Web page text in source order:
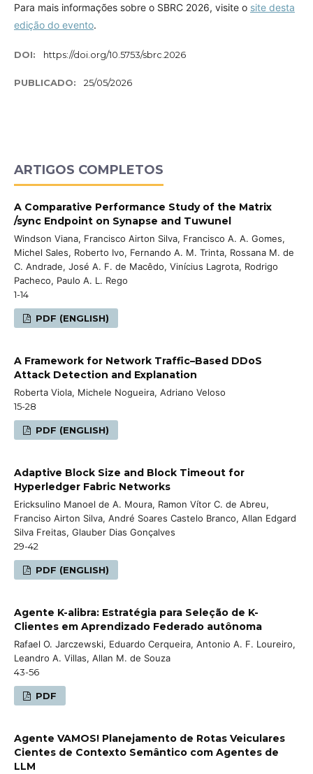
Para mais informações sobre o SBRC 2026, visite o site desta
edição do evento.
DOI: https://doi.org/10.5753/sbrc.2026
PUBLICADO: 25/05/2026
ARTIGOS COMPLETOS
A Comparative Performance Study of the Matrix
/sync Endpoint on Synapse and Tuwunel
Windson Viana, Francisco Airton Silva, Francisco A. A. Gomes,
Michel Sales, Roberto Ivo, Fernando A. M. Trinta, Rossana M. de
C. Andrade, José A. F. de Macêdo, Vinícius Lagrota, Rodrigo
Pacheco, Paulo A. L. Rego
1-14
PDF (ENGLISH)
A Framework for Network Traffic–Based DDoS
Attack Detection and Explanation
Roberta Viola, Michele Nogueira, Adriano Veloso
15-28
PDF (ENGLISH)
Adaptive Block Size and Block Timeout for
Hyperledger Fabric Networks
Ericksulino Manoel de A. Moura, Ramon Vítor C. de Abreu,
Franciso Airton Silva, André Soares Castelo Branco, Allan Edgard
Silva Freitas, Glauber Dias Gonçalves
29-42
PDF (ENGLISH)
Agente K-alibra: Estratégia para Seleção de K-
Clientes em Aprendizado Federado autônoma
Rafael O. Jarczewski, Eduardo Cerqueira, Antonio A. F. Loureiro,
Leandro A. Villas, Allan M. de Souza
43-56
PDF
Agente VAMOS! Planejamento de Rotas Veiculares
Cientes de Contexto Semântico com Agentes de
LLM